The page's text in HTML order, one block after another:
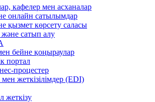
кафелер мен асханалар
онлайн сатылымдар
қызмет көрсету саласы
және сатып алу
бейне қоңыраулар
портал
процестер
жеткізілімдер (EDI)
жеткізу